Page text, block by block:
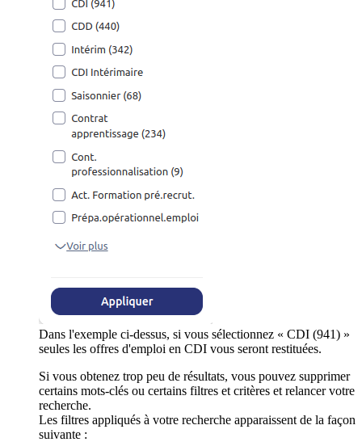
Dans l'exemple ci-dessus, si vous sélectionnez « CDI (941) »
seules les offres d'emploi en CDI vous seront restituées.
Si vous obtenez trop peu de résultats, vous pouvez supprimer
certains mots-clés ou certains filtres et critères et relancer votre
recherche.
Les filtres appliqués à votre recherche apparaissent de la façon
suivante :